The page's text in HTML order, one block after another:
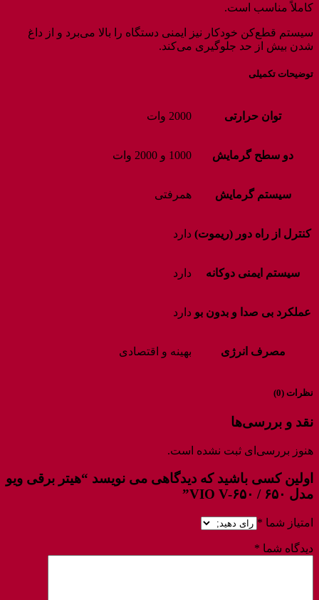
کاملاً مناسب است.
سیستم قطع‌کن خودکار نیز ایمنی دستگاه را بالا می‌برد و از داغ
شدن بیش از حد جلوگیری می‌کند.
توضیحات تکمیلی
توان حرارتی 2000 وات
دو سطح گرمایش 1000 و 2000 وات
سیستم گرمایش همرفتی
کنترل از راه دور (ریموت) دارد
سیستم ایمنی دوکانه دارد
عملکرد بی صدا و بدون بو دارد
مصرف انرژی بهینه و اقتصادی
نظرات (0)
نقد و بررسی‌ها
هنوز بررسی‌ای ثبت نشده است.
اولین کسی باشید که دیدگاهی می نویسد “هیتر برقی ویو
مدل ۶۵۰ / VIO V-۶۵۰”
امتیاز شما *
دیدگاه شما *